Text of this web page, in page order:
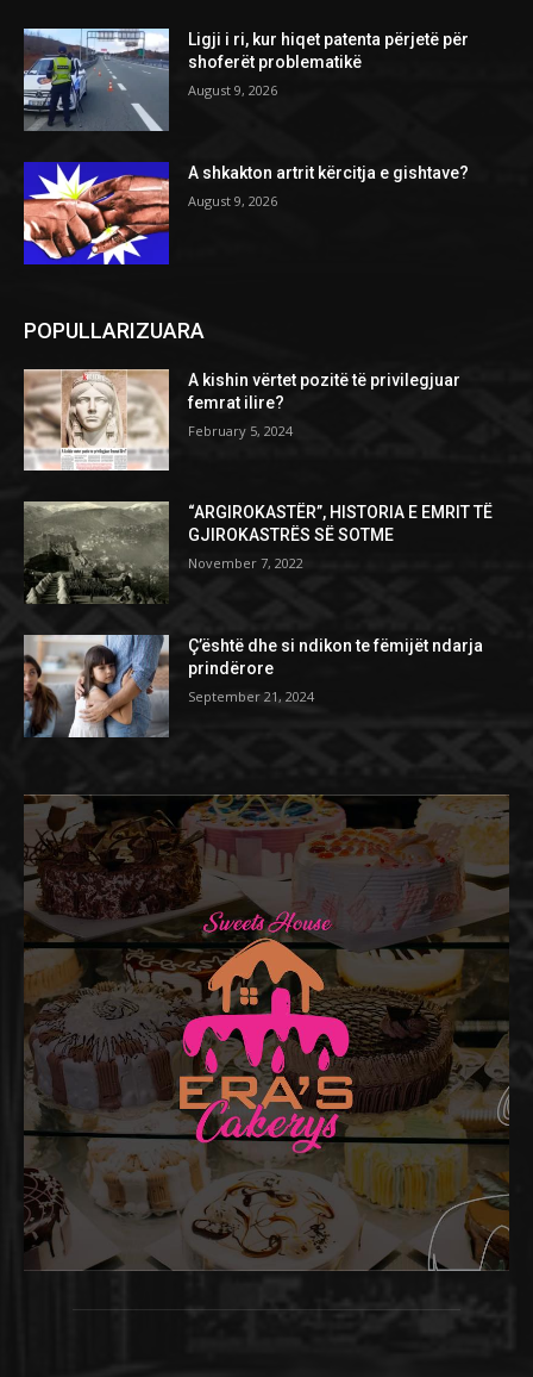
Ligji i ri, kur hiqet patenta përjetë për
shoferët problematikë
August 9, 2026
A shkakton artrit kërcitja e gishtave?
August 9, 2026
POPULLARIZUARA
A kishin vërtet pozitë të privilegjuar
femrat ilire?
February 5, 2024
“ARGIROKASTËR”, HISTORIA E EMRIT TË
GJIROKASTRËS SË SOTME
November 7, 2022
Ç’është dhe si ndikon te fëmijët ndarja
prindërore
September 21, 2024